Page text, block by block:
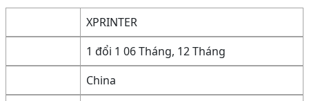
XPRINTER
1 đổi 1 06 Tháng, 12 Tháng
China